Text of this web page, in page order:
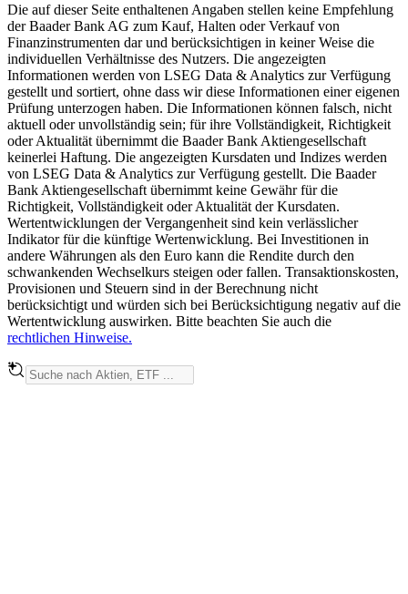
Die auf dieser Seite enthaltenen Angaben stellen keine Empfehlung
der Baader Bank AG zum Kauf, Halten oder Verkauf von
Finanzinstrumenten dar und berücksichtigen in keiner Weise die
individuellen Verhältnisse des Nutzers. Die angezeigten
Informationen werden von LSEG Data & Analytics zur Verfügung
gestellt und sortiert, ohne dass wir diese Informationen einer eigenen
Prüfung unterzogen haben. Die Informationen können falsch, nicht
aktuell oder unvollständig sein; für ihre Vollständigkeit, Richtigkeit
oder Aktualität übernimmt die Baader Bank Aktiengesellschaft
keinerlei Haftung. Die angezeigten Kursdaten und Indizes werden
von LSEG Data & Analytics zur Verfügung gestellt. Die Baader
Bank Aktiengesellschaft übernimmt keine Gewähr für die
Richtigkeit, Vollständigkeit oder Aktualität der Kursdaten.
Wertentwicklungen der Vergangenheit sind kein verlässlicher
Indikator für die künftige Wertenwicklung. Bei Investitionen in
andere Währungen als den Euro kann die Rendite durch den
schwankenden Wechselkurs steigen oder fallen. Transaktionskosten,
Provisionen und Steuern sind in der Berechnung nicht
berücksichtigt und würden sich bei Berücksichtigung negativ auf die
Wertentwicklung auswirken. Bitte beachten Sie auch die
rechtlichen Hinweise.